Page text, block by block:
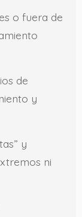
o fuera de
de
y
y
ni